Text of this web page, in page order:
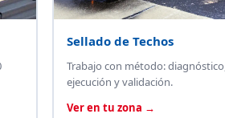
Sellado de Techos
Trabajo con método:
ejecución y validación.
Ver en tu zona →